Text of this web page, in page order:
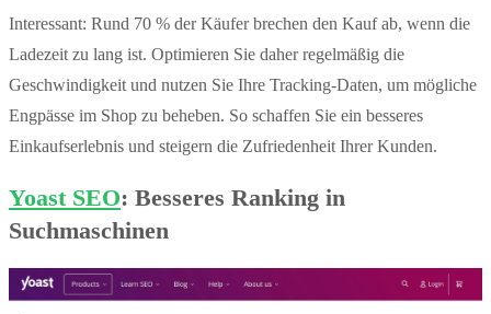
Interessant: Rund 70 % der Käufer brechen den Kauf ab, wenn die
Ladezeit zu lang ist. Optimieren Sie daher regelmäßig die
Geschwindigkeit und nutzen Sie Ihre Tracking-Daten, um mögliche
Engpässe im Shop zu beheben. So schaffen Sie ein besseres
Einkaufserlebnis und steigern die Zufriedenheit Ihrer Kunden.
Yoast SEO: Besseres Ranking in
Suchmaschinen